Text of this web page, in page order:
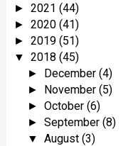
► 2021 (44)
► 2020 (41)
► 2019 (51)
▼ 2018 (45)
► December(4)
► November(5)
►October(6)
►September(8)
▼August(3)